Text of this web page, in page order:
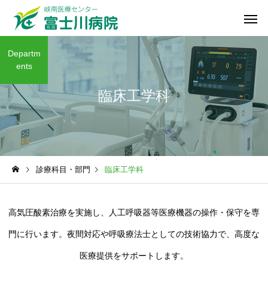
臨床工学科
Departm
ents
診療科目・部門 臨床工学科
高気圧酸素治療を実施し、人工呼吸器等医療機器の操作・保守を専
門に行います。夜間対応や呼吸療法士としての技術協力で、高度な
医療提供をサポートします。